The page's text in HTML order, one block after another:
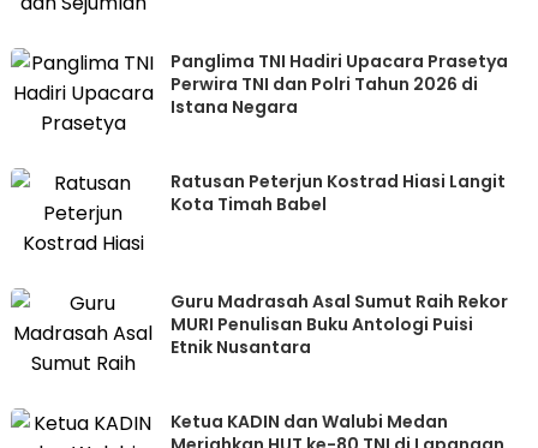
Panglima TNI Hadiri Upacara Prasetya
Perwira TNI dan Polri Tahun 2026 di
Istana Negara
Ratusan Peterjun Kostrad Hiasi Langit
Kota Timah Babel
Guru Madrasah Asal Sumut Raih Rekor
MURI Penulisan Buku Antologi Puisi
Etnik Nusantara
Ketua KADIN dan Walubi Medan